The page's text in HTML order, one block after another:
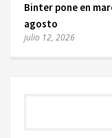
Binter pone en
agosto
julio 12, 2026